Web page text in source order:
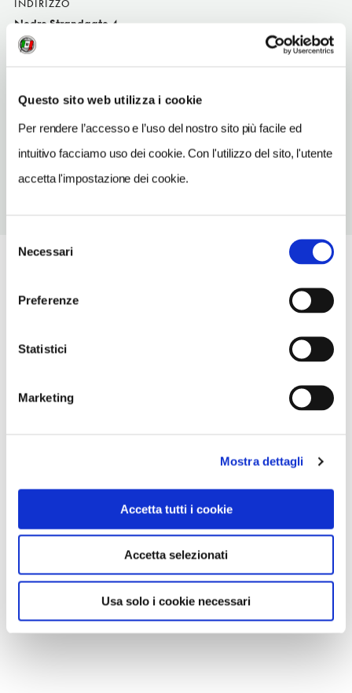
Questo sito web utilizza i cookie
Per rendere l’accesso e l’uso del nostro sito più facile ed
intuitivo facciamo uso dei cookie. Con l'utilizzo del sito, l'utente
accetta l'impostazione dei cookie.
delNecessari
Preferenze
Statistici
Marketing
Mostra dettagli
Accetta tutti i cookie
Accetta selezionati
Usa solo i cookie necessari
INDIRIZZO
Nedre Strandgate 4
Drammen
www.grillogbar.no
TELEFONO